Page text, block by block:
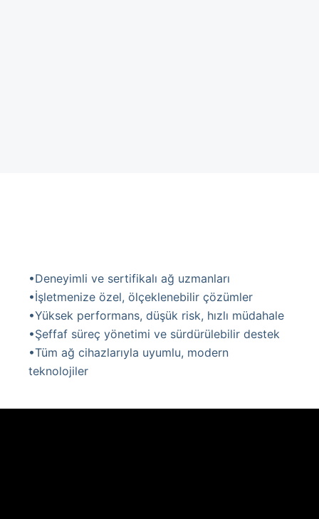
•Deneyimli ve sertifikalı ağ uzmanları
•İşletmenize özel, ölçeklenebilir çözümler
•Yüksek performans, düşük risk, hızlı müdahale
•Şeffaf süreç yönetimi ve sürdürülebilir destek
•Tüm ağ cihazlarıyla uyumlu, modern
teknolojiler